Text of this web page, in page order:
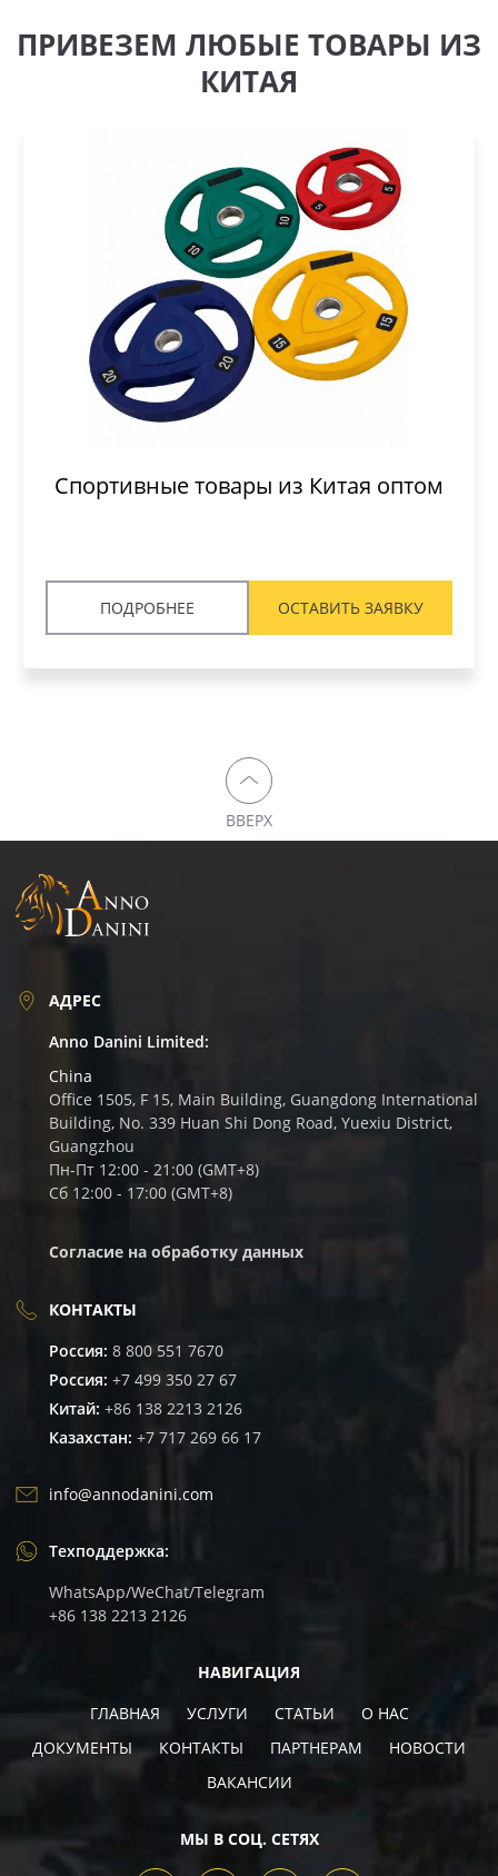
ПРИВЕЗЕМ ЛЮБЫЕ ТОВАРЫ ИЗ
КИТАЯ
Спортивные товары из Китая оптом
ПОДРОБНЕЕ ОСТАВИТЬ ЗАЯВКУ
ВВЕРХ
АДРЕС
Anno Danini Limited:
China
Office 1505, F 15, Main Building, Guangdong International
Building, No. 339 Huan Shi Dong Road, Yuexiu District,
Guangzhou
Пн-Пт 12:00 - 21:00 (GMT+8)
Сб 12:00 - 17:00 (GMT+8)
Согласие на обработку данных
КОНТАКТЫ
Россия: 8 800 551 7670
Россия: +7 499 350 27 67
Китай: +86 138 2213 2126
Казахстан: +7 717 269 66 17
info@annodanini.com
Техподдержка:
WhatsApp/WeChat/Telegram
+86 138 2213 2126
НАВИГАЦИЯ
ГЛАВНАЯ
УСЛУГИ СТАТЬИ
О НАС
ДОКУМЕНТЫ
КОНТАКТЫ ПАРТНЕРАМ
НОВОСТИ
ВАКАНCИИ
МЫ В СОЦ. СЕТЯХ